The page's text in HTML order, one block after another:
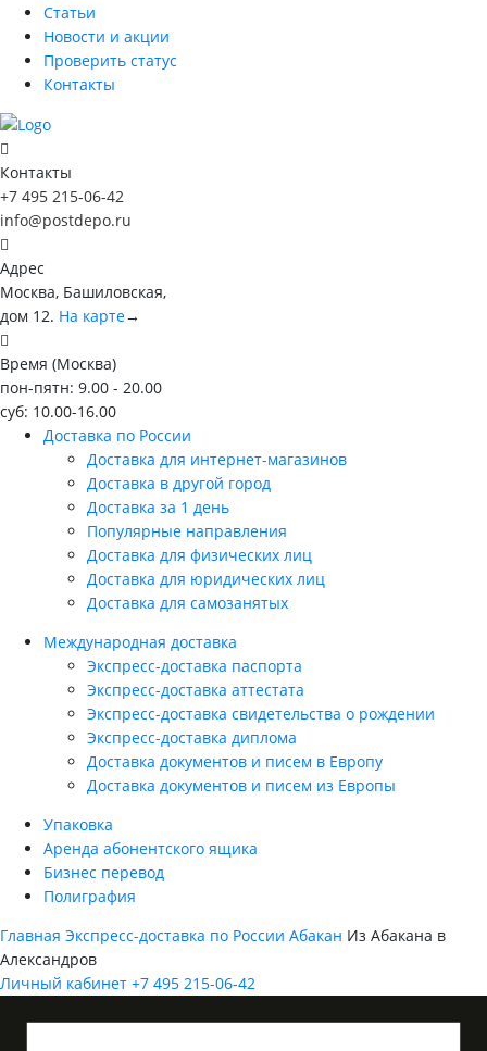
Статьи
Новости и акции
Проверить статус
Контакты
Контакты
+7 495 215-06-42
info@postdepo.ru
Адрес
Москва, Башиловская,
дом 12. На карте→
Время (Москва)
пон-пятн: 9.00 - 20.00
суб: 10.00-16.00
Доставка по России
Доставка для интернет-магазинов
Доставка в другой город
Доставка за 1 день
Популярные направления
Доставка для физических лиц
Доставка для юридических лиц
Доставка для самозанятых
Международная доставка
Экспресс-доставка паспорта
Экспресс-доставка аттестата
Экспресс-доставка свидетельства о рождении
Экспресс-доставка диплома
Доставка документов и писем в Европу
Доставка документов и писем из Европы
Упаковка
Аренда абонентского ящика
Бизнес перевод
Полиграфия
Главная Экспресс-доставка по России Абакан Из Абакана в
Александров
Личный кабинет +7 495 215-06-42